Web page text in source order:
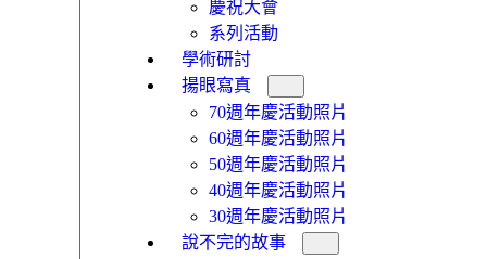
慶祝大會
系列活動
學術研討
揚眼寫真
70週年慶活動照片
60週年慶活動照片
50週年慶活動照片
40週年慶活動照片
30週年慶活動照片
說不完的故事